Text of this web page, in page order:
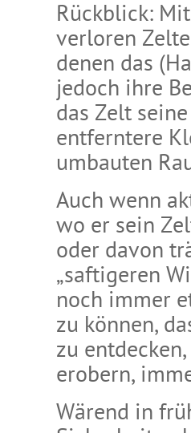
Rückblick:
verloren
denen das
jedoch ihre
das Zelt
entferntere
umbauten
Auch wenn
wo er sein
oder davon
„saftigeren
noch immer
zu können,
zu
erobern,
Wärend in